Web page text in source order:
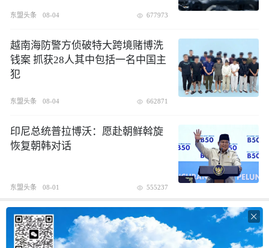
东盟头条 08-04 677973
越南海防警方侦破特大跨境赌博洗
钱案 抓获28人其中包括一名中国主
犯
东盟头条 08-04 662871
印尼总统普拉博沃：愿赴朝鲜斡旋
恢复朝韩对话
东盟头条 08-01 555237
